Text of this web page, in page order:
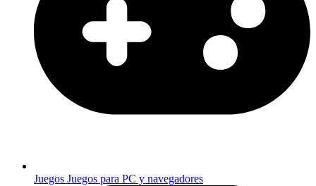
Juegos Juegos para PC y navegadores